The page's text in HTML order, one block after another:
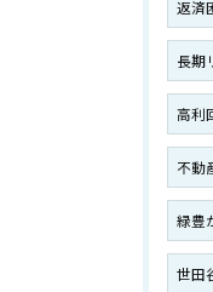
返済
長期
高利
不動
緑豊
世田